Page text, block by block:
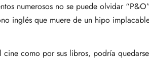
numerosos no se puede olvidar
inglés que muere de un hipo
cine como por sus libros, podría